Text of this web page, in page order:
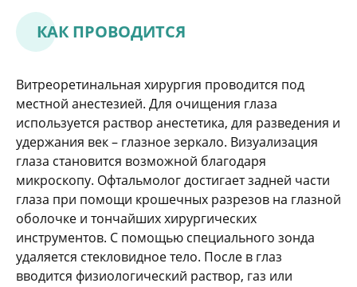
КАК ПРОВОДИТСЯ
Витреоретинальная хирургия проводится под
местной анестезией. Для очищения глаза
используется раствор анестетика, для разведения и
удержания век – глазное зеркало. Визуализация
глаза становится возможной благодаря
микроскопу. Офтальмолог достигает задней части
глаза при помощи крошечных разрезов на глазной
оболочке и тончайших хирургических
инструментов. С помощью специального зонда
удаляется стекловидное тело. После в глаз
вводится физиологический раствор, газ или